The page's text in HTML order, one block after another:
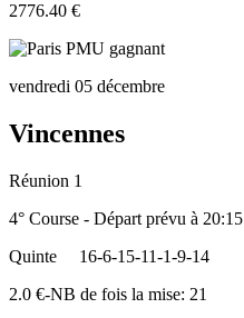
2776.40 €
vendredi 05 décembre
Vincennes
Réunion 1
4° Course - Départ prévu à 20:15
Quinte
16-6-15-11-1-9-14
2.0 €-NB de fois la mise: 21